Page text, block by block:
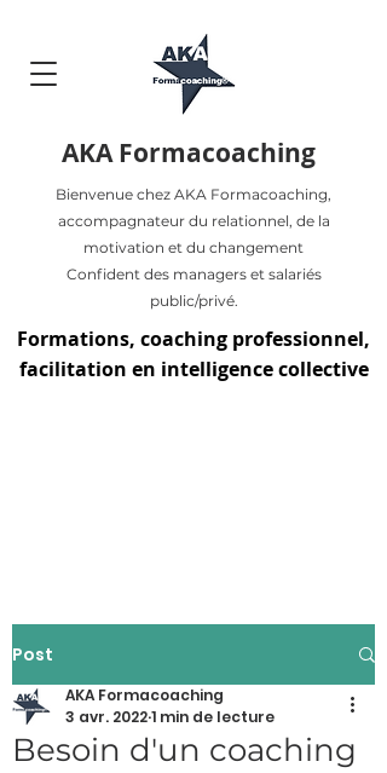
Bienvenue chez AKA Formacoaching,
accompagnateur du relationnel, de la
motivation et du changement
Confident des managers et salariés
public/privé.
AKA Formacoaching
Formations, coaching professionnel,
facilitation en intelligence collective
Post
Besoin d'un coaching
AKA Formacoaching
3 avr. 20221 min de lecture